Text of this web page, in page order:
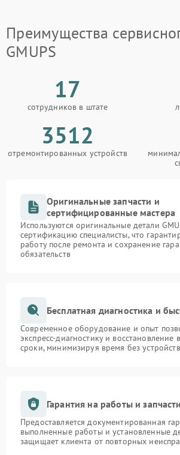
Преимущества
GMUPS
17
сотрудников в штате
3512
отремонтированных устройств
Оригинальные запчасти и
сертифицированные мастера
Используются оригинальные детали
сертификацию специалисты, что
работу после ремонта и сохранение
обязательств
Бесплатная диагностика и
Современное оборудование и опыт
экспресс-диагностику и восстановление
сроки, минимизируя время без
Гарантия на работы и запчасти
Предоставляется документированная
выполненные работы и установленные
защищает клиента от повторных